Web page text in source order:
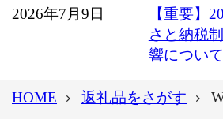
2026年7月9日
【重要】
さと納税
響について
HOME 返礼品をさがす